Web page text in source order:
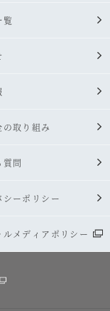
覧
の取り組み
質問
シーポリシー
ルメディアポリシー